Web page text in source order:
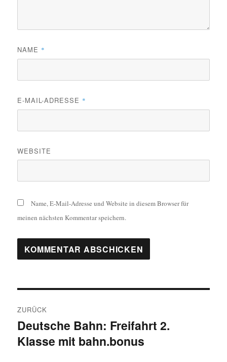
NAME *
E-MAIL-ADRESSE *
WEBSITE
Name, E-Mail-Adresse und Website in diesem Browser für
meinen nächsten Kommentar speichern.
ZURÜCK
Vorheriger
Beitrag:
Deutsche Bahn: Freifahrt 2.
Klasse mit bahn.bonus